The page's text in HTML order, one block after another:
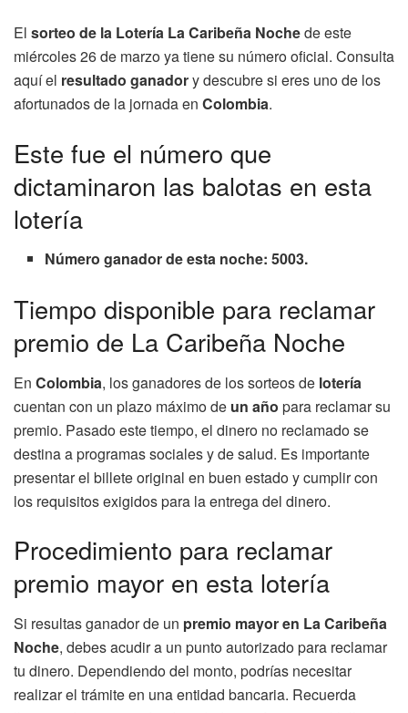
El sorteo de la Lotería La Caribeña Nochede este
miércoles 26 de marzo ya tiene su número oficial. Consulta
aquí el resultado ganadory descubre si eres uno de los
afortunados de la jornada en Colombia.
Este fue el número que
dictaminaron las balotas en esta
lotería
Número ganador de esta noche: 5003.
Tiempo disponible para reclamar
premio de La Caribeña Noche
En Colombia, los ganadores de los sorteos de lotería
cuentan con un plazo máximo de un año para reclamar su
premio. Pasado este tiempo, el dinero no reclamado se
destina a programas sociales y de salud. Es importante
presentar el billete original en buen estado y cumplir con
los requisitos exigidos para la entrega del dinero.
Procedimiento para reclamar
premio mayor en esta lotería
Si resultas ganador de un premio mayor en La Caribeña
Noche, debes acudir a un punto autorizado para reclamar
tu dinero. Dependiendo del monto, podrías necesitar
realizar el trámite en una entidad bancaria. Recuerda